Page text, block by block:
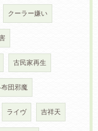
クーラー嫌い
古民家再生
団邪魔
ライヴ 吉祥天